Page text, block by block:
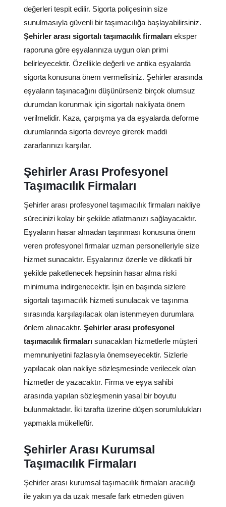
değerleri tespit edilir. Sigorta poliçesinin size
sunulmasıyla güvenli bir taşımacılığa başlayabilirsiniz.
Şehirler arası sigortalı taşımacılık firmaları eksper
raporuna göre eşyalarınıza uygun olan primi
belirleyecektir. Özellikle değerli ve antika eşyalarda
sigorta konusuna önem vermelisiniz. Şehirler arasında
eşyaların taşınacağını düşünürseniz birçok olumsuz
durumdan korunmak için sigortalı nakliyata önem
verilmelidir. Kaza, çarpışma ya da eşyalarda deforme
durumlarında sigorta devreye girerek maddi
zararlarınızı karşılar.
Şehirler Arası Profesyonel
Taşımacılık Firmaları
Şehirler arası profesyonel taşımacılık firmaları nakliye
sürecinizi kolay bir şekilde atlatmanızı sağlayacaktır.
Eşyaların hasar almadan taşınması konusuna önem
veren profesyonel firmalar uzman personelleriyle size
hizmet sunacaktır. Eşyalarınız özenle ve dikkatli bir
şekilde paketlenecek hepsinin hasar alma riski
minimuma indirgenecektir. İşin en başında sizlere
sigortalı taşımacılık hizmeti sunulacak ve taşınma
sırasında karşılaşılacak olan istenmeyen durumlara
önlem alınacaktır. Şehirler arası profesyonel
taşımacılık firmaları sunacakları hizmetlerle müşteri
memnuniyetini fazlasıyla önemseyecektir. Sizlerle
yapılacak olan nakliye sözleşmesinde verilecek olan
hizmetler de yazacaktır. Firma ve eşya sahibi
arasında yapılan sözleşmenin yasal bir boyutu
bulunmaktadır. İki tarafta üzerine düşen sorumlulukları
yapmakla mükelleftir.
Şehirler Arası Kurumsal
Taşımacılık Firmaları
Şehirler arası kurumsal taşımacılık firmaları aracılığı
ile yakın ya da uzak mesafe fark etmeden güven